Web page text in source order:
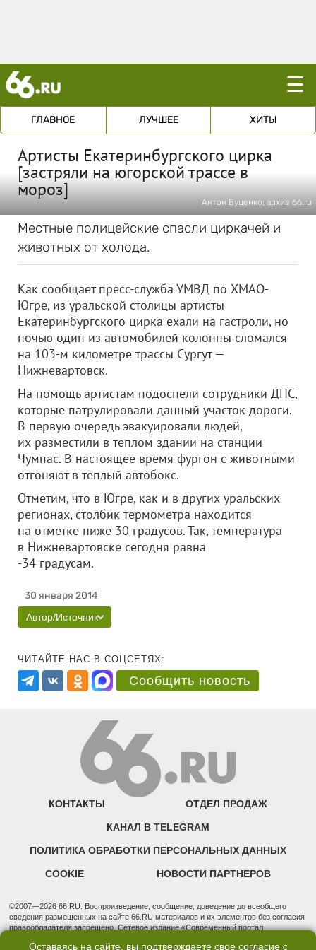
☰
ГЛАВНОЕ ЛУЧШЕЕ ХИТЫ
Артисты Екатеринбургского цирка
[застряли на югорской трассе в
мороз]
Антон Буценко; архив 66.ru
Местные полицейские спасли циркачей и
животных от холода.
Как сообщает пресс-служба УМВД по ХМАО-
Югре, из уральской столицы артисты
Екатеринбургского цирка ехали на гастроли, но
ночью один из автомобилей колонны сломался
на 103-м километре трассы Сургут —
Нижневартовск.
На помощь артистам подоспели сотрудники ДПС,
которые патрулировали данный участок дороги.
В первую очередь эвакуировали людей,
их разместили в теплом здании на станции
Чумпас. В настоящее время фургон с животными
отгоняют в теплый автобокс.
Отметим, что в Югре, как и в других уральских
регионах, столбик термометра находится
на отметке ниже 30 градусов. Так, температура
в Нижневартовске сегодня равна
-34 градусам.
30 января 2014
Автор/Источник
ЧИТАЙТЕ НАС В СОЦСЕТЯХ:
Сообщить новость
КОНТАКТЫ ОТДЕЛ ПРОДАЖ
КАНАЛ В TELEGRAM
ПОЛИТИКА ОБРАБОТКИ ПЕРСОНАЛЬНЫХ ДАННЫХ
COOKIE НОВОСТИ ПАРТНЕРОВ
©2007—2026 66.RU. Воспроизведение, сообщение, доведение до всеобщего
сведения размещенных на сайте 66.RU материалов и их элементов без согласия
правообладателя запрещено. Сетевое издание «Современный портал
Оставаясь на сайте, вы подтверждаете свое согласие с